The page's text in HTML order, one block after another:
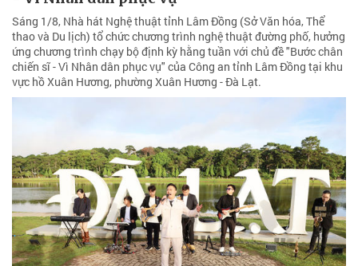
Sáng 1/8, Nhà hát Nghệ thuật tỉnh Lâm Đồng (Sở Văn hóa, Thể
thao và Du lịch) tổ chức chương trình nghệ thuật đường phố, hưởng
ứng chương trình chạy bộ định kỳ hằng tuần với chủ đề "Bước chân
chiến sĩ - Vì Nhân dân phục vụ" của Công an tỉnh Lâm Đồng tại khu
vực hồ Xuân Hương, phường Xuân Hương - Đà Lạt.